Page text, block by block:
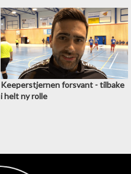
Keeperstjernen forsvant - tilbake
i helt ny rolle